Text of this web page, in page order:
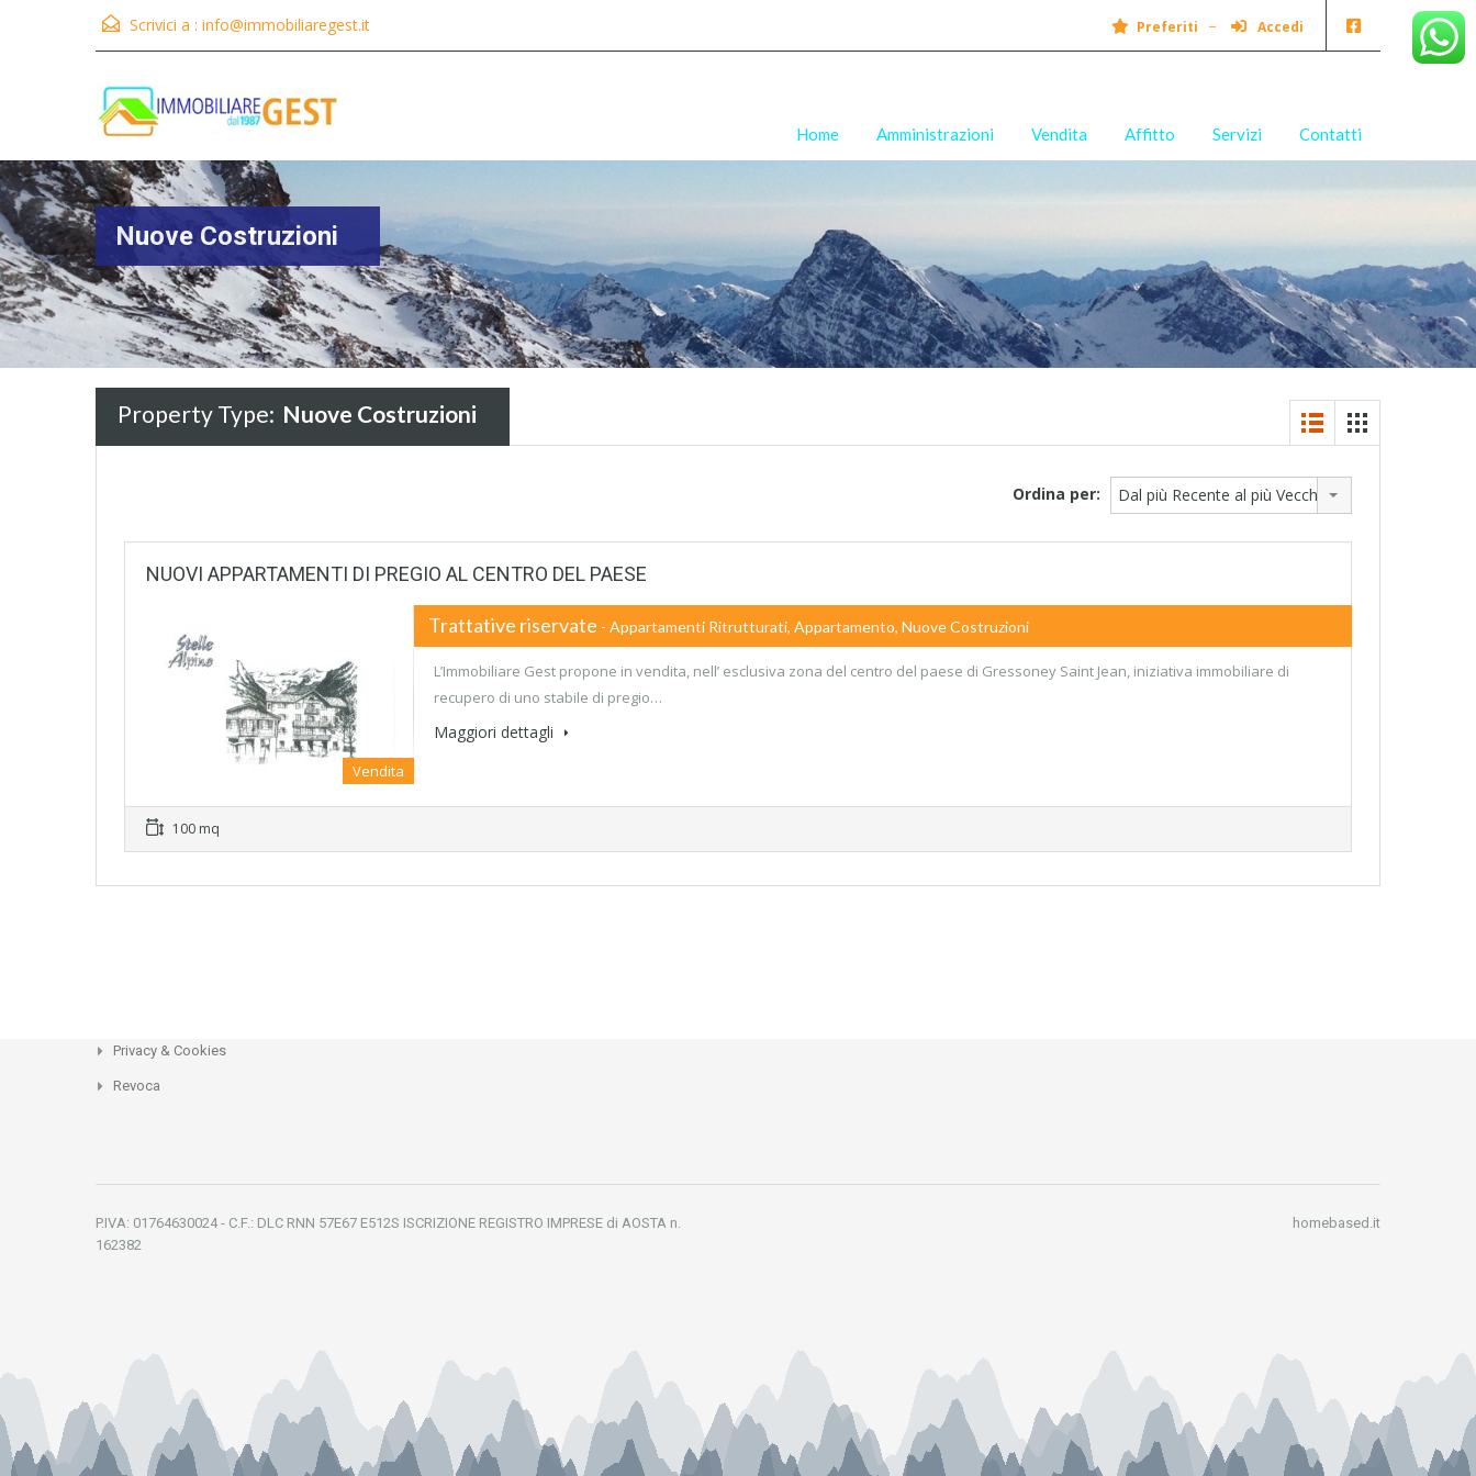
Scrivici a : info@immobiliaregest.it Preferiti Accedi
Home Amministrazioni Vendita Affitto Servizi Contatti
Nuove Costruzioni
Property Type: Nuove Costruzioni
Ordina per: Dal più Recente al più Vecchio
NUOVI APPARTAMENTI DI PREGIO AL CENTRO DEL PAESE
Vendita
Trattative riservate - Appartamenti Ritrutturati, Appartamento, Nuove Costruzioni
L’Immobiliare Gest propone in vendita, nell’ esclusiva zona del centro del paese di Gressoney Saint Jean, iniziativa immobiliare di
recupero di uno stabile di pregio…
Maggiori dettagli
100 mq
Privacy & Cookies
Revoca
P.IVA: 01764630024 - C.F.: DLC RNN 57E67 E512S ISCRIZIONE REGISTRO IMPRESE di AOSTA n.
162382
homebased.it